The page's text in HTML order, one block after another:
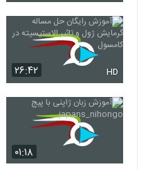
۲۶:۴۲ HD
۰۱:۱۸